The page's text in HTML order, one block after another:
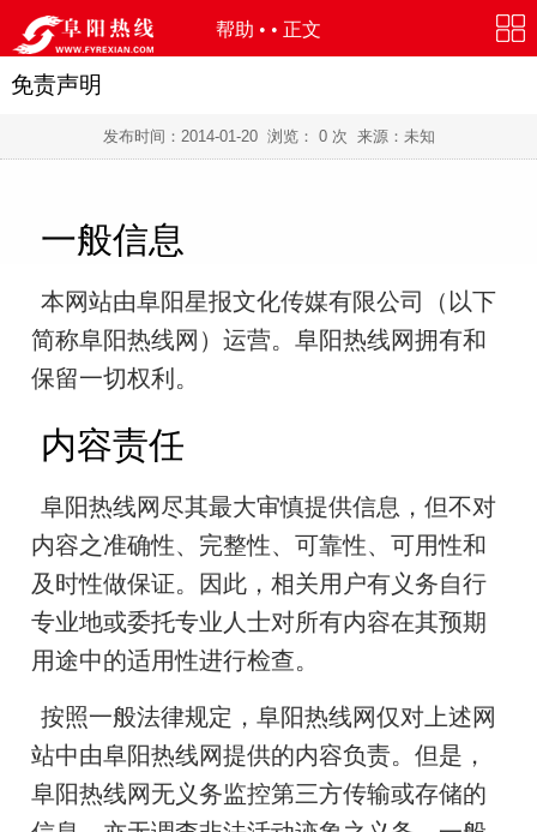
帮助 • • 正文
免责声明
发布时间： 2014-01-20浏览： 0次 来源：未知
一般信息
本网站由阜阳星报文化传媒有限公司（以下
简称阜阳热线网）运营。阜阳热线网拥有和
保留一切权利。
内容责任
阜阳热线网尽其最大审慎提供信息，但不对
内容之准确性、完整性、可靠性、可用性和
及时性做保证。因此，相关用户有义务自行
专业地或委托专业人士对所有内容在其预期
用途中的适用性进行检查。
按照一般法律规定，阜阳热线网仅对上述网
站中由阜阳热线网提供的内容负责。但是，
阜阳热线网无义务监控第三方传输或存储的